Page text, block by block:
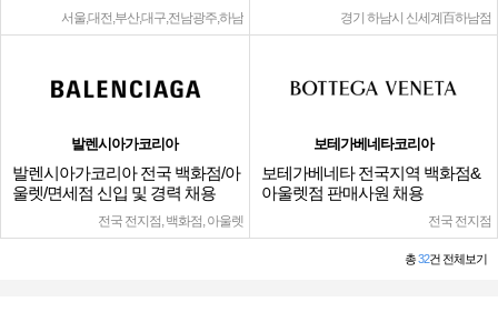
서울,대전,부산,대구,전남광주,하남 경기 하남시 신세계百하남점
발렌시아가코리아
발렌시아가코리아 전국 백화점/아
울렛/면세점 신입 및 경력 채용
전국 전지점, 백화점, 아울렛
보테가베네타코리아
보테가베네타 전국지역 백화점&
아울렛점 판매사원 채용
전국 전지점
총32건 전체보기